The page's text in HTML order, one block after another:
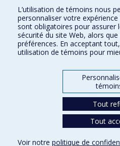
Nous trouver
Plan du site
Accessibilité
L’utilisation de témoins nous
personnaliser votre
sont obligatoires pour assurer
sécurité du site Web, alors
préférences. En acceptant
utilisation de témoins pour
Tout
Tout
Voir notre politique de